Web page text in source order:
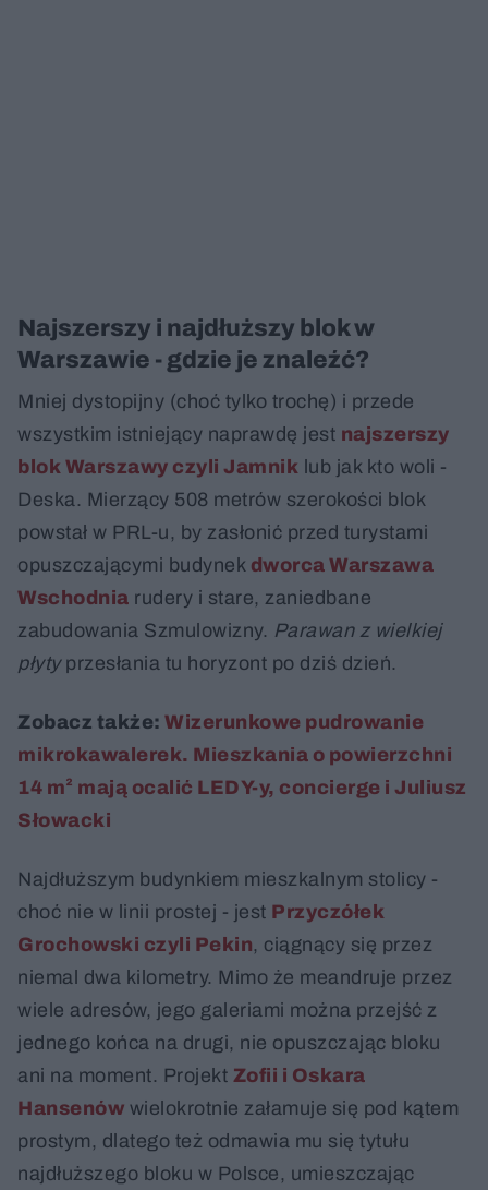
Najszerszy i najdłuższy blok w
Warszawie - gdzie je znaleźć?
Mniej dystopijny (choć tylko trochę) i przede
wszystkim istniejący naprawdę jest najszerszy
blok Warszawy czyli Jamnik lub jak kto woli -
Deska. Mierzący 508 metrów szerokości blok
powstał w PRL-u, by zasłonić przed turystami
opuszczającymi budynek dworca Warszawa
Wschodnia rudery i stare, zaniedbane
zabudowania Szmulowizny. Parawan z wielkiej
płytyprzesłania tu horyzont po dziś dzień.
Zobacz także: Wizerunkowe pudrowanie
mikrokawalerek. Mieszkania o powierzchni
14 m² mają ocalić LEDY-y, concierge i Juliusz
Słowacki
Najdłuższym budynkiem mieszkalnym stolicy -
choć nie w linii prostej - jest Przyczółek
Grochowski czyli Pekin, ciągnący się przez
niemal dwa kilometry. Mimo że meandruje przez
wiele adresów, jego galeriami można przejść z
jednego końca na drugi, nie opuszczając bloku
ani na moment. Projekt Zofii i Oskara
Hansenów wielokrotnie załamuje się pod kątem
prostym, dlatego też odmawia mu się tytułu
najdłuższego bloku w Polsce, umieszczając